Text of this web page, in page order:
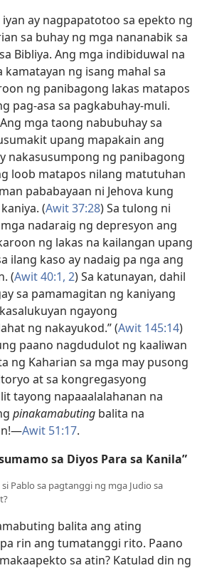
ay nagpapatotoo sa epekto ng
sa buhay ng mga nananabik sa
Bibliya. Ang mga indibiduwal na
kamatayan ng isang mahal sa
ng panibagong lakas matapos
pag-asa sa pagkabuhay-muli.
mga taong nabubuhay sa
upang mapakain ang
nakasusumpong ng panibagong
loob matapos nilang matutuhan
pababayaan ni Jehova kung
(Awit 37:28) Sa tulong ni
nadaraig ng depresyon ang
ng lakas na kailangan upang
ilang kaso ay nadaig pa nga ang
(Awit 40:1, 2) Sa katunayan, dahil
sa pamamagitan ng kaniyang
ngayong
ng nakayukod.” (Awit 145:14)
paano nagdudulot ng kaaliwan
ng Kaharian sa mga may pusong
at sa kongregasyong
tayong napaaalalahanan na
pinakamabuting balita na
Awit 51:17.
sa Diyos Para sa Kanila”
Pablo sa pagtanggi ng mga Judio sa
balita ang ating
rin ang tumatanggi rito. Paano
sa atin? Katulad din ng